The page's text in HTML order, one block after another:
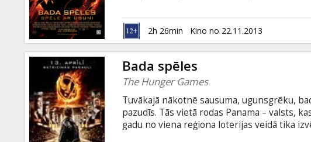
apgabaliem, ko pārvalda despotiskais
Sutherland). Diemžēl, kaut arī oficiāli atzīta,
iepriecina ne visus.
2h 26min Kino no 22.11.2013
Bada spēles
The Hunger Games
Tuvākajā nākotnē sausuma, ugunsgrēku,
pazudīs. Tās vietā rodas Panama – valsts,
gadu no viena reģiona loterijas veidā tika